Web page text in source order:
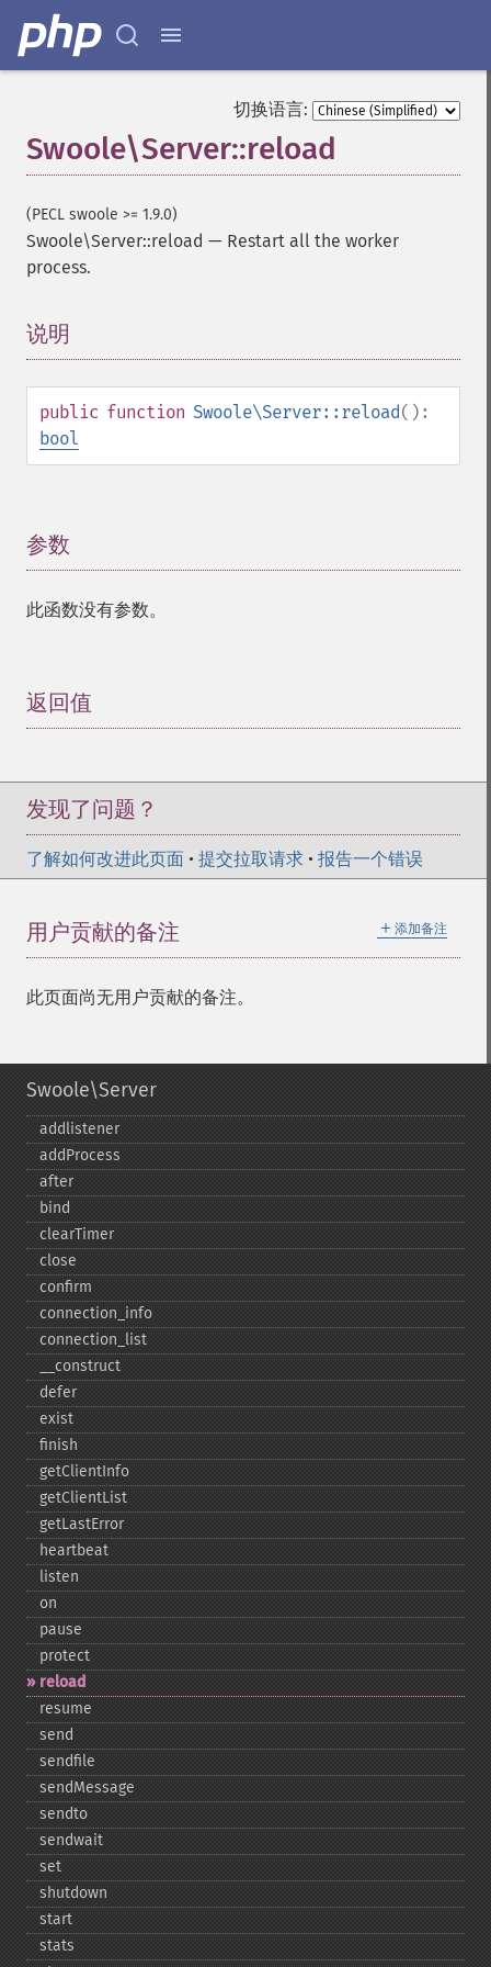
切换语言:
Swoole\Server::reload
(PECL swoole >= 1.9.0)
Swoole\Server::reload — Restart all the worker
process.
说明
public function Swoole\Server::reload():
bool
参数
此函数没有参数。
返回值
发现了问题？
了解如何改进此页面 • 提交拉取请求 • 报告一个错误
＋ 添加备注
用户贡献的备注
此页面尚无用户贡献的备注。
Swoole\Server
addlistener
addProcess
after
bind
clearTimer
close
confirm
connection_​info
connection_​list
_​_​construct
defer
exist
finish
getClientInfo
getClientList
getLastError
heartbeat
listen
on
pause
protect
reload
resume
send
sendfile
sendMessage
sendto
sendwait
set
shutdown
start
stats